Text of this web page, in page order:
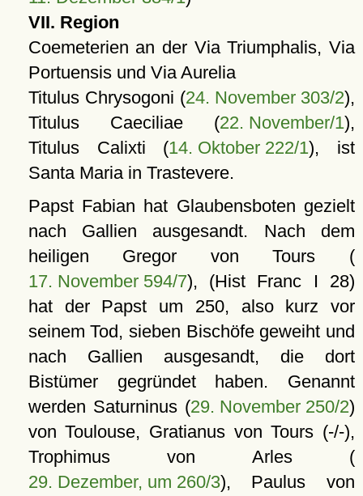
VII. Region
Coemeterien an der Via Triumphalis, Via
Portuensis und Via Aurelia
Titulus Chrysogoni (24. November 303/2),
Titulus Caeciliae (22. November/1),
Titulus Calixti (14. Oktober 222/1), ist
Santa Maria in Trastevere.
Papst Fabian hat Glaubensboten gezielt
nach Gallien ausgesandt. Nach dem
heiligen Gregor von Tours (
17. November 594/7), (Hist Franc I 28)
hat der Papst um 250, also kurz vor
seinem Tod, sieben Bischöfe geweiht und
nach Gallien ausgesandt, die dort
Bistümer gegründet haben. Genannt
werden Saturninus (29. November 250/2)
von Toulouse, Gratianus von Tours (-/-),
Trophimus von Arles (
29. Dezember, um 260/3), Paulus von